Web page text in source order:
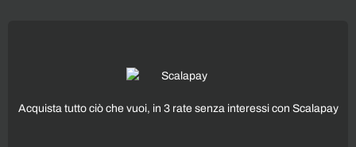
Acquista tutto ciò che vuoi, in 3 rate senza interessi con Scalapay